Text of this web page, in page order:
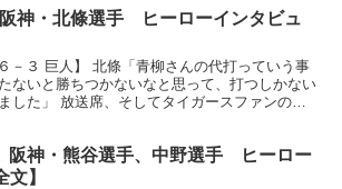
神・北條選手 ヒーローインタビュ
－３ 巨人】 北條「青柳さんの代打っていう事
ないと勝ちつかないなと思って、打つしかない
した」 放送席、そしてタイガースファンの皆
神・熊谷選手、中野選手 ヒーロー
】